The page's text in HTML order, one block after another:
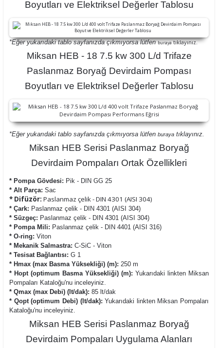
Boyutları ve Elektriksel Değerler Tablosu
*Eğer yukarıdaki tablo sayfanızda çıkmıyorsa lütfenburayatıklayınız.
Miksan HEB - 18 7.5 kw 300 L/d Trifaze
Paslanmaz Boryağ Devirdaim Pompası
Boyutları ve Elektriksel Değerler Tablosu
*Eğer yukarıdaki tablo sayfanızda çıkmıyorsa lütfen buraya tıklayınız.
Miksan HEB Serisi Paslanmaz Boryağ
Devirdaim Pompaları Ortak Özellikleri
* Pompa Gövdesi: Pik - DIN GG 25
* Alt Parça: Sac
* Difüzör: Paslanmaz çelik - DIN 4301 (AISI 304)
* Çark: Paslanmaz çelik - DIN 4301 (AISI 304)
* Süzgeç: Paslanmaz çelik - DIN 4301 (AISI 304)
* Pompa Mili: Paslanmaz çelik - DIN 4401 (AISI 316)
* O-ring: Viton
* Mekanik Salmastra: C-SiC - Viton
* Tesisat Bağlantısı: G 1
* Hmax (max Basma Yüksekliği) (m): 250 m
* Hopt (optimum Basma Yüksekliği) (m): Yukarıdaki linkten Miksan
Pompaları Kataloğu'nu inceleyiniz.
* Qmax (max Debi) (lt/dak): 85 lt/dak
* Qopt (optimum Debi) (lt/dak): Yukarıdaki linkten Miksan Pompaları
Kataloğu'nu inceleyiniz.
Miksan HEB Serisi Paslanmaz Boryağ
Devirdaim Pompaları Uygulama Alanları